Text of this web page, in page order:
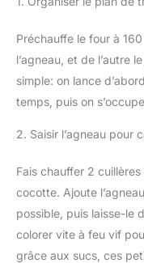
Préchauffe le four à
l’agneau, et de l’autre
simple: on lance
temps, puis on
2. Saisir l’agneau pour
Fais chauffer 2 cuillères
cocotte. Ajoute
possible, puis laisse-le
colorer vite à feu vif
grâce aux sucs, ces